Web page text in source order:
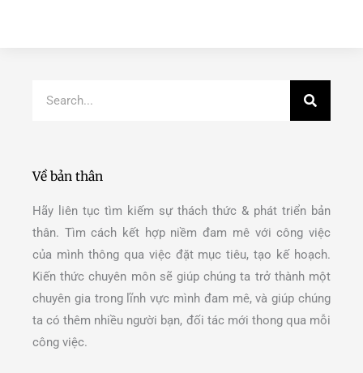
Về bản thân
Hãy liên tục tìm kiếm sự thách thức & phát triển bản
thân. Tìm cách kết hợp niềm đam mê với công việc
của mình thông qua việc đặt mục tiêu, tạo kế hoạch.
Kiến thức chuyên môn sẽ giúp chúng ta trở thành một
chuyên gia trong lĩnh vực mình đam mê, và giúp chúng
ta có thêm nhiều người bạn, đối tác mới thong qua mỗi
công việc.